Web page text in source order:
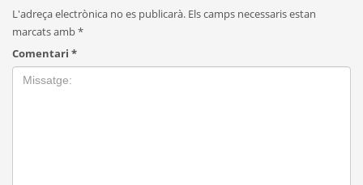
L'adreça electrònica no es publicarà. Els camps necessaris estan
marcats amb*
Comentari *